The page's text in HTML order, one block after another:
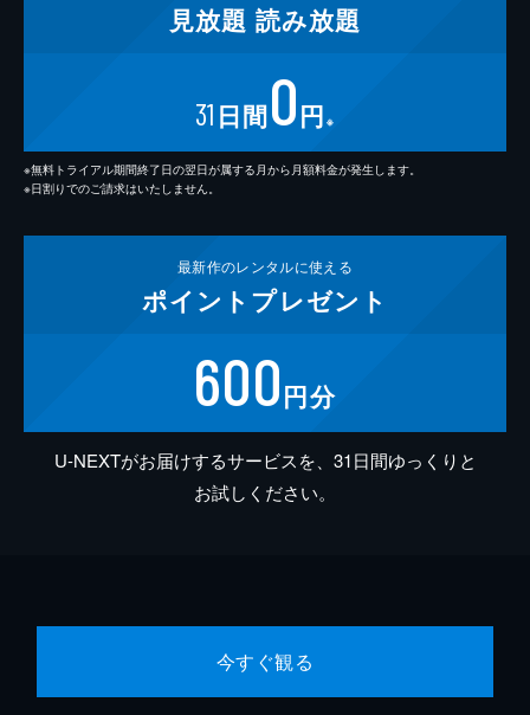
見放題 読み放題
31 日間0円 ※
※無料トライアル期間終了日の翌日が属する月から月額料金が発生します。
※日割りでのご請求はいたしません。
最新作のレンタルに使える
ポイント プレゼント
600円分
U-NEXTがお届けするサービスを、31日間ゆっくりと
お試しください。
今すぐ観る